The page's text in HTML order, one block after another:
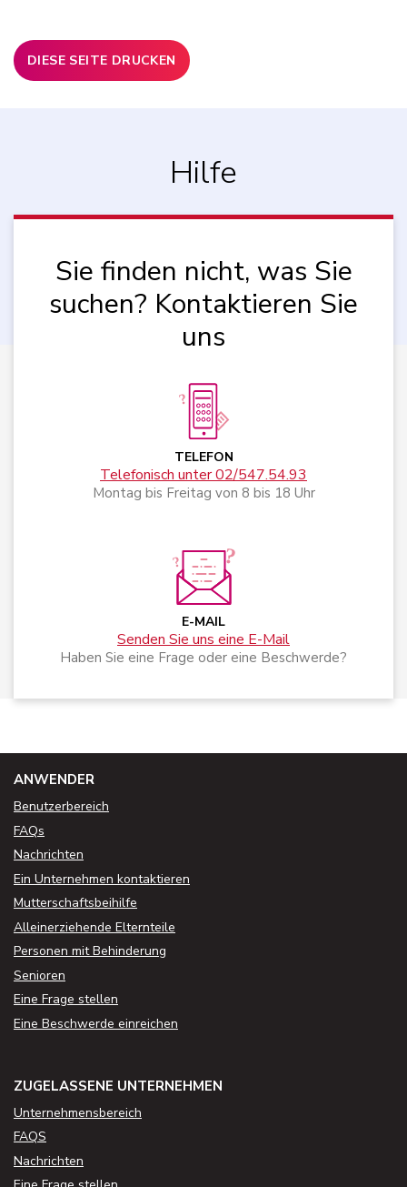
DIESE SEITE DRUCKEN
Hilfe
Sie finden nicht, was Sie
suchen? Kontaktieren Sie
uns
TELEFON
Telefonisch unter 02/547.54.93
Montag bis Freitag von 8 bis 18 Uhr
E-MAIL
Senden Sie uns eine E-Mail
Haben Sie eine Frage oder eine Beschwerde?
ANWENDER
Benutzerbereich
FAQs
Nachrichten
Ein Unternehmen kontaktieren
Mutterschaftsbeihilfe
Alleinerziehende Elternteile
Personen mit Behinderung
Senioren
Eine Frage stellen
Eine Beschwerde einreichen
ZUGELASSENE UNTERNEHMEN
Unternehmensbereich
FAQS
Nachrichten